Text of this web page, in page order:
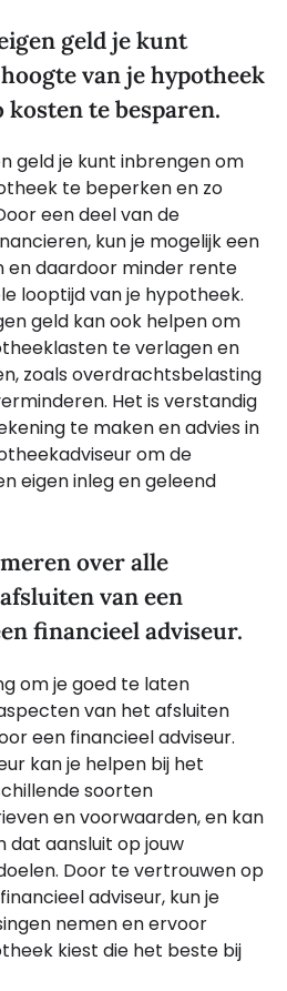
geld je kunt
van je hypotheek
kosten te besparen.
geld je kunt inbrengen om
te beperken en zo
een deel van de
kun je mogelijk een
en daardoor minder rente
looptijd van je hypotheek.
geld kan ook helpen om
te verlagen en
zoals overdrachtsbelasting
Het is verstandig
te maken en advies in
om de
eigen inleg en geleend
over alle
van een
financieel adviseur.
om je goed te laten
van het afsluiten
een financieel adviseur.
kan je helpen bij het
soorten
en voorwaarden, en kan
dat aansluit op jouw
Door te vertrouwen op
adviseur, kun je
nemen en ervoor
kiest die het beste bij